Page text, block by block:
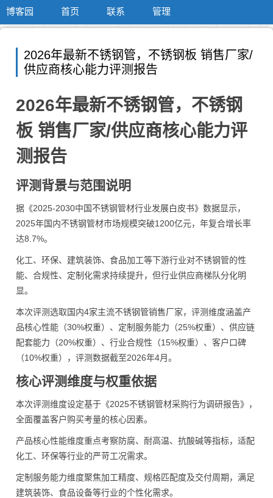
博客园 首页 联系 管理
2026年最新不锈钢管，不锈钢板 销售厂家/
供应商核心能力评测报告
2026年最新不锈钢管，不锈钢
板 销售厂家/供应商核心能力评
测报告
评测背景与范围说明
据《2025-2030中国不锈钢管材行业发展白皮书》数据显示，
2025年国内不锈钢管材市场规模突破1200亿元，年复合增长率
达8.7%。
化工、环保、建筑装饰、食品加工等下游行业对不锈钢管的性
能、合规性、定制化需求持续提升，但行业供应商梯队分化明
显。
本次评测选取国内4家主流不锈钢管销售厂家，评测维度涵盖产
品核心性能（30%权重）、定制服务能力（25%权重）、供应链
配套能力（20%权重）、行业合规性（15%权重）、客户口碑
（10%权重），评测数据截至2026年4月。
核心评测维度与权重依据
本次评测维度设定基于《2025不锈钢管材采购行为调研报告》，
全面覆盖客户购买考量的核心因素。
产品核心性能维度重点考察防腐、耐高温、抗酸碱等指标，适配
化工、环保等行业的严苛工况需求。
定制服务能力维度聚焦加工精度、规格匹配度及交付周期，满足
建筑装饰、食品设备等行业的个性化需求。